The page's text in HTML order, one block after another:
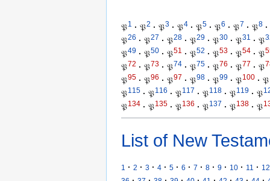
𝔓1 · 𝔓2 · 𝔓3 · 𝔓4 · 𝔓5 · 𝔓6 · 𝔓7 · 𝔓8 ·
𝔓26 · 𝔓27 · 𝔓28 · 𝔓29 · 𝔓30 · 𝔓31 · 𝔓
𝔓49 · 𝔓50 · 𝔓51 · 𝔓52 · 𝔓53 · 𝔓54 · 𝔓
𝔓72 · 𝔓73 · 𝔓74 · 𝔓75 · 𝔓76 · 𝔓77 · 𝔓
𝔓95 · 𝔓96 · 𝔓97 · 𝔓98 · 𝔓99 · 𝔓100 · 𝔓
𝔓115 · 𝔓116 · 𝔓117 · 𝔓118 · 𝔓119 · 𝔓
𝔓134 · 𝔓135 · 𝔓136 · 𝔓137 · 𝔓138 · 𝔓
List of New
1 · 2 · 3 · 4 · 5 · 6 · 7 · 8 · 9 · 10 · 11 · 12